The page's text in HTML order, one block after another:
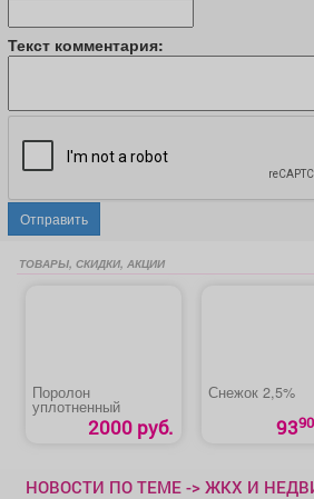
Текст комментария:
Отправить
ТОВАРЫ, СКИДКИ, АКЦИИ
Поролон
уплотненный
2000 руб.
Снежок 2,5%
9390
НОВОСТИ ПО ТЕМЕ -> ЖКХ И